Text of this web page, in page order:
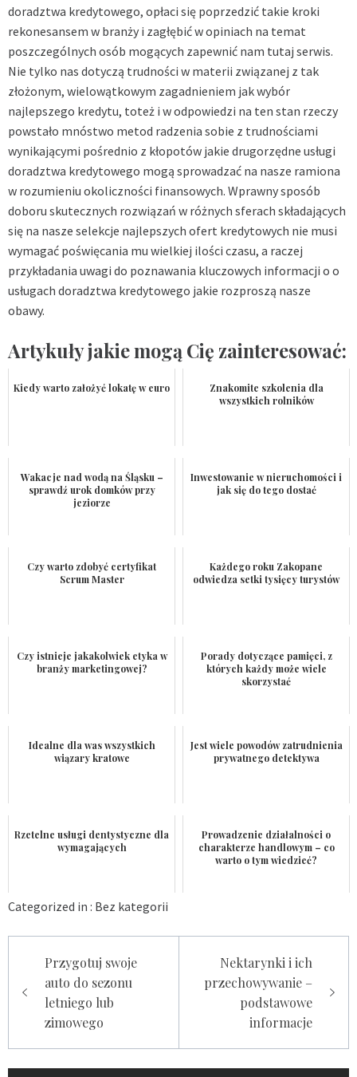
doradztwa kredytowego, opłaci się poprzedzić takie kroki
rekonesansem w branży i zagłębić w opiniach na temat
poszczególnych osób mogących zapewnić nam tutaj serwis.
Nie tylko nas dotyczą trudności w materii związanej z tak
złożonym, wielowątkowym zagadnieniem jak wybór
najlepszego kredytu, toteż i w odpowiedzi na ten stan rzeczy
powstało mnóstwo metod radzenia sobie z trudnościami
wynikającymi pośrednio z kłopotów jakie drugorzędne usługi
doradztwa kredytowego mogą sprowadzać na nasze ramiona
w rozumieniu okoliczności finansowych. Wprawny sposób
doboru skutecznych rozwiązań w różnych sferach składających
się na nasze selekcje najlepszych ofert kredytowych nie musi
wymagać poświęcania mu wielkiej ilości czasu, a raczej
przykładania uwagi do poznawania kluczowych informacji o o
usługach doradztwa kredytowego jakie rozproszą nasze
obawy.
Artykuły jakie mogą Cię zainteresować:
Kiedy warto założyć lokatę w euro
Znakomite szkolenia dla
wszystkich rolników
Wakacje nad wodą na Śląsku –
sprawdź urok domków przy
jeziorze
Inwestowanie w nieruchomości i
jak się do tego dostać
Czy warto zdobyć certyfikat
Scrum Master
Każdego roku Zakopane
odwiedza setki tysięcy turystów
Czy istnieje jakakolwiek etyka w
branży marketingowej?
Porady dotyczące pamięci, z
których każdy może wiele
skorzystać
Idealne dla was wszystkich
wiązary kratowe
Jest wiele powodów zatrudnienia
prywatnego detektywa
Rzetelne usługi dentystyczne dla
wymagających
Prowadzenie działalności o
charakterze handlowym – co
warto o tym wiedzieć?
Categorized in : Bez kategorii
wpisuPrzygotuj swoje
auto do sezonu
letniego lub
zimowego
Nektarynki i ich
przechowywanie –
podstawowe
informacje